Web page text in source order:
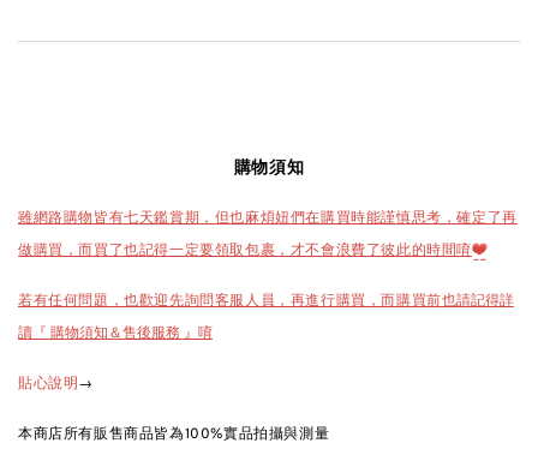
購物須知
雖網路購物皆有七天鑑賞期，但也麻煩妞們在購買時能謹慎思考，確定了再
做購買，而買了也記得一定要領取包裹，才不會浪費了彼此的時間唷❤️
若有任何問題，也歡迎先詢問客服人員，再進行購買，而購買前也請記得詳
讀『 購物須知＆售後服務 』唷
貼心說明→
本商店所有販售商品皆為100%實品拍攝與測量